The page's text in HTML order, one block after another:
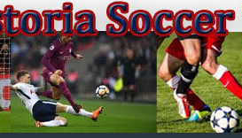
Springe
zum
Inhalt